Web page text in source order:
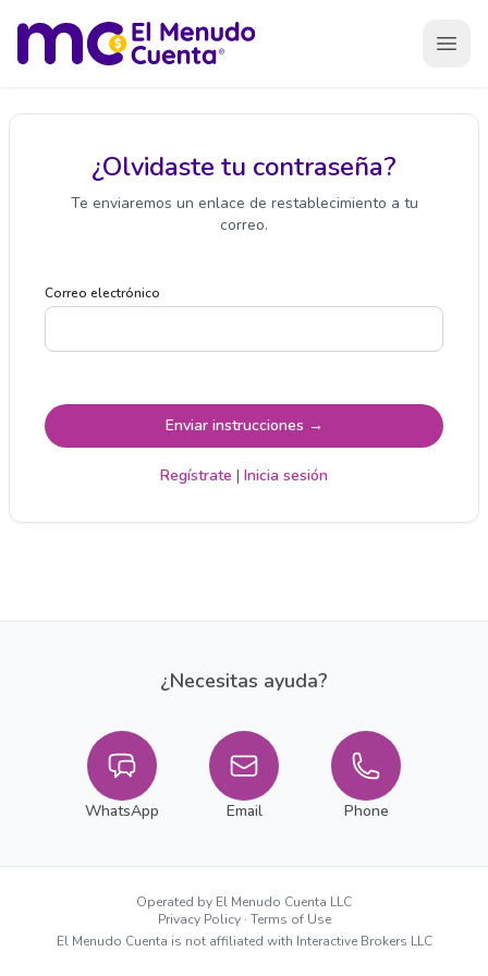
¿Olvidaste tu contraseña?
Te enviaremos un enlace de restablecimiento a tu
correo.
Correo electrónico
Enviar instrucciones →
Regístrate | Inicia sesión
¿Necesitas ayuda?
WhatsApp Email Phone
Operated by El Menudo Cuenta LLC
Privacy Policy· Terms of Use
El Menudo Cuenta is not affiliated with Interactive Brokers LLC